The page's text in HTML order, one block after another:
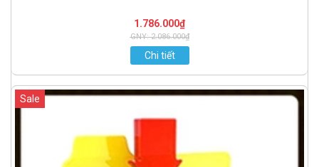
1.786.000₫
GNY: 2.086.000₫
Chi tiết
Sale